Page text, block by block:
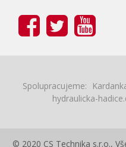
Spolupracujeme:
hydraulicka-
© 2020 CS Technika s.r.o.,